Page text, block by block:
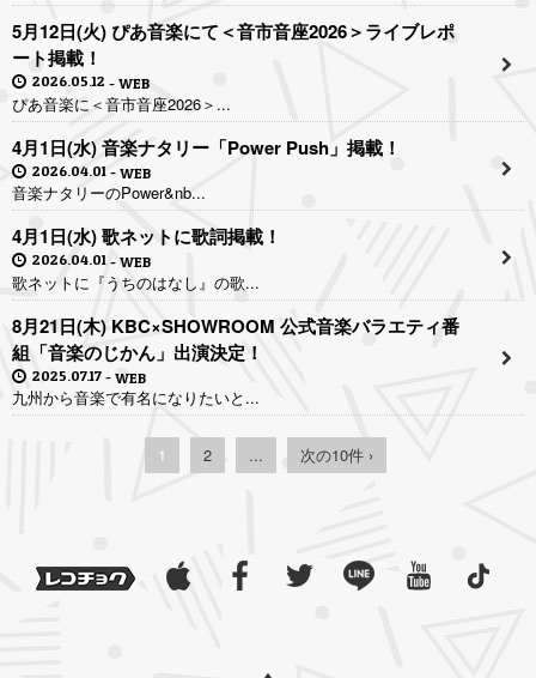
5月12日(火) ぴあ音楽にて＜音市音座2026＞ライブレポ
ート掲載！
2026.05.12 WEB
ぴあ音楽に＜音市音座2026＞...
4月1日(水) 音楽ナタリー「Power Push」掲載！
2026.04.01 WEB
音楽ナタリーのPower&nb...
4月1日(水) 歌ネットに歌詞掲載！
2026.04.01 WEB
歌ネットに『うちのはなし』の歌...
8月21日(木) KBC×SHOWROOM 公式音楽バラエティ番
組「音楽のじかん」出演決定！
2025.07.17 WEB
九州から音楽で有名になりたいと...
1 2 ... 次の10件 ›